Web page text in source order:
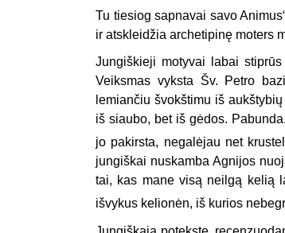
Tu tiesiog sapnavai savo
ir atskleidžia archetipinę moters
Jungiškieji motyvai labai
Veiksmas vyksta Šv. Petro
lemiančiu švokštimu iš
iš siaubo, bet iš gėdos.
jo pakirsta, negalėjau net
jungiškai nuskamba Agnijos
tai, kas mane visą neilgą kelią
išvykus kelionėn, iš kurios